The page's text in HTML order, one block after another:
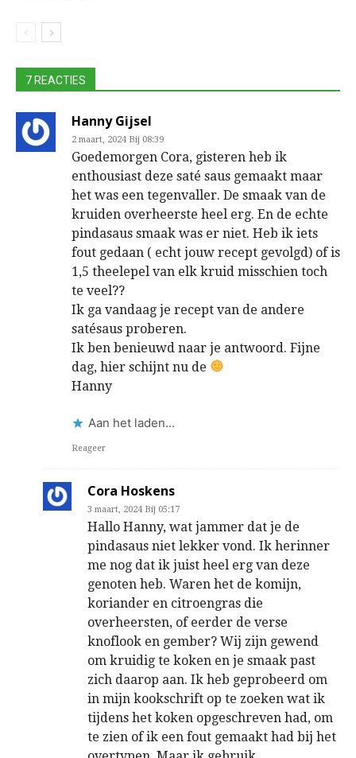
7 REACTIES
Hanny Gijsel
2 maart, 2024 Bij 08:39
Goedemorgen Cora, gisteren heb ik
enthousiast deze saté saus gemaakt maar
het was een tegenvaller. De smaak van de
kruiden overheerste heel erg. En de echte
pindasaus smaak was er niet. Heb ik iets
fout gedaan ( echt jouw recept gevolgd) of is
1,5 theelepel van elk kruid misschien toch
te veel??
Ik ga vandaag je recept van de andere
satésaus proberen.
Ik ben benieuwd naar je antwoord. Fijne
dag, hier schijnt nu de
Hanny
Aan het laden...
Reageer
Cora Hoskens
3 maart, 2024 Bij 05:17
Hallo Hanny, wat jammer dat je de
pindasaus niet lekker vond. Ik herinner
me nog dat ik juist heel erg van deze
genoten heb. Waren het de komijn,
koriander en citroengras die
overheersten, of eerder de verse
knoflook en gember? Wij zijn gewend
om kruidig te koken en je smaak past
zich daarop aan. Ik heb geprobeerd om
in mijn kookschrift op te zoeken wat ik
tijdens het koken opgeschreven had, om
te zien of ik een fout gemaakt had bij het